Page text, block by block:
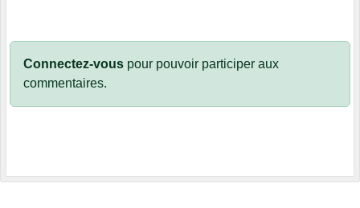
Connectez-vous pour pouvoir participer aux
commentaires.